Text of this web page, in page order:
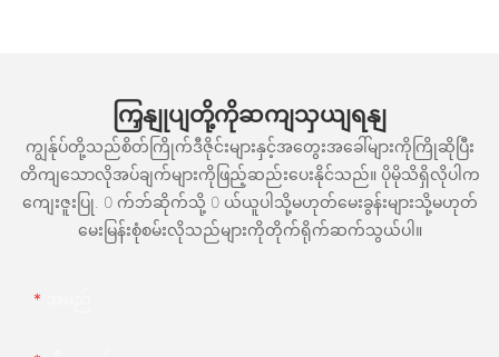
ကြှနျုပျတို့ကိုဆကျသှယျရနျ
ကျွန်ုပ်တို့သည်စိတ်ကြိုက်ဒီဇိုင်းများနှင့်အတွေးအခေါ်များကိုကြိုဆိုပြီး
တိကျသောလိုအပ်ချက်များကိုဖြည့်ဆည်းပေးနိုင်သည်။ ပိုမိုသိရှိလိုပါက
ကျေးဇူးပြု. 0 က်ဘ်ဆိုက်သို့ 0 ယ်ယူပါသို့မဟုတ်မေးခွန်းများသို့မဟုတ်
မေးမြန်းစုံစမ်းလိုသည်များကိုတိုက်ရိုက်ဆက်သွယ်ပါ။